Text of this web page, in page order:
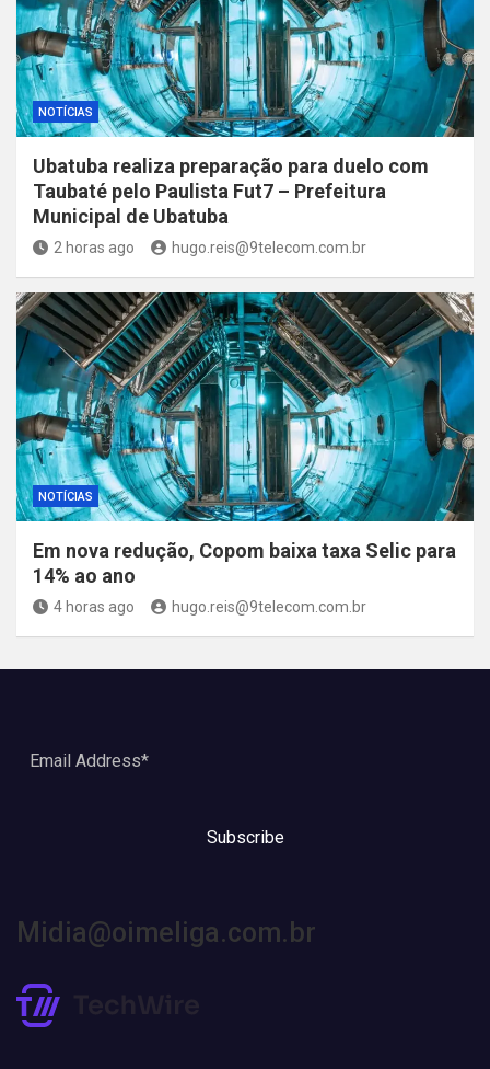
NOTÍCIAS
Ubatuba realiza preparação para duelo com
Taubaté pelo Paulista Fut7 – Prefeitura
Municipal de Ubatuba
2 horas ago hugo.reis@9telecom.com.br
NOTÍCIAS
Em nova redução, Copom baixa taxa Selic para
14% ao ano
4 horas ago hugo.reis@9telecom.com.br
Subscribe
Midia@oimeliga.com.br